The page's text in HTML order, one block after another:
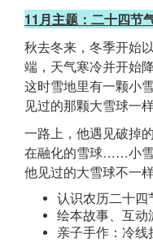
11月主题：二十四节
秋去冬来，冬季开始
端，天气寒冷并开始
这时雪地里有一颗小
见过的那颗大雪球一样
一路上，他遇见破掉
在融化的雪球……小
他见过的大雪球不一
认识农历二十
绘本故事、互动
亲子手作：冷线